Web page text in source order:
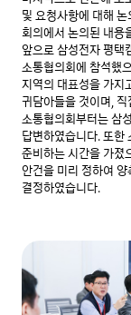
및 요청사항에 대해
회의에서 논의된 내용
앞으로 삼성전자 평택
소통협의회에 참석했
지역의 대표성을 가지
귀담아들을 것이며,
소통협의회부터는 삼
답변하였습니다. 또한
준비하는 시간을 가졌
안건을 미리 정하여
결정하였습니다.